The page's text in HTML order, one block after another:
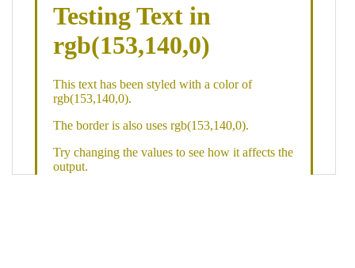
div class="textColor borderColor"
< h1>Testing Text in rgb(153,140,0)